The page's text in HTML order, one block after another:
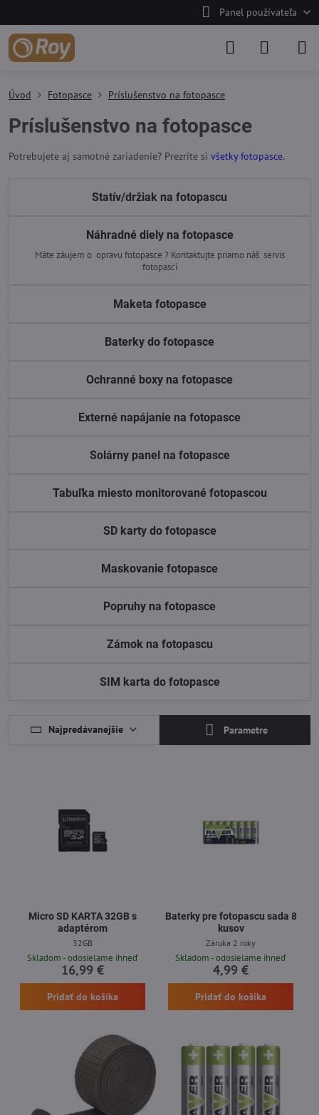
Panel používateľa
Úvod Fotopasce Príslušenstvo na fotopasce
Príslušenstvo na fotopasce
Potrebujete aj samotné zariadenie? Prezrite si všetky fotopasce.
Statív/držiak na fotopascu
Náhradné diely na fotopasce
Máte záujem o opravu fotopasce ? Kontaktujte priamo náš servis
fotopascí
Maketa fotopasce
Baterky do fotopasce
Ochranné boxy na fotopasce
Externé napájanie na fotopasce
Solárny panel na fotopasce
Tabuľka miesto monitorované fotopascou
SD karty do fotopasce
Maskovanie fotopasce
Popruhy na fotopasce
Zámok na fotopascu
SIM karta do fotopasce
Najpredávanejšie Parametre
Micro SD KARTA 32GB s
adaptérom
32GB
Skladom - odosielame ihneď
16,99 €
Pridať do košíka
Baterky pre fotopascu sada 8
kusov
Záruka 2 roky
Skladom - odosielame ihneď
4,99 €
Pridať do košíka